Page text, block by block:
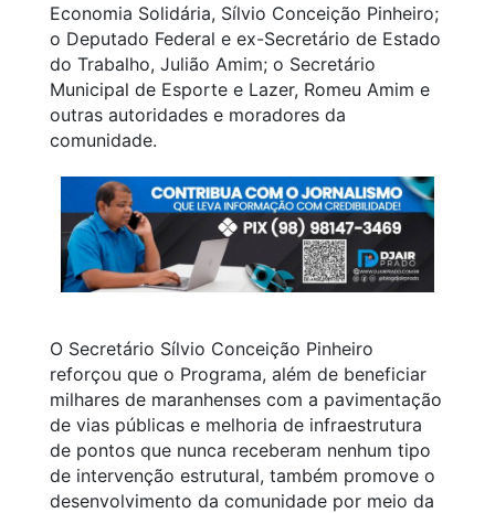
Economia Solidária, Sílvio Conceição Pinheiro;
o Deputado Federal e ex-Secretário de Estado
do Trabalho, Julião Amim; o Secretário
Municipal de Esporte e Lazer, Romeu Amim e
outras autoridades e moradores da
comunidade.
O Secretário Sílvio Conceição Pinheiro
reforçou que o Programa, além de beneficiar
milhares de maranhenses com a pavimentação
de vias públicas e melhoria de infraestrutura
de pontos que nunca receberam nenhum tipo
de intervenção estrutural, também promove o
desenvolvimento da comunidade por meio da